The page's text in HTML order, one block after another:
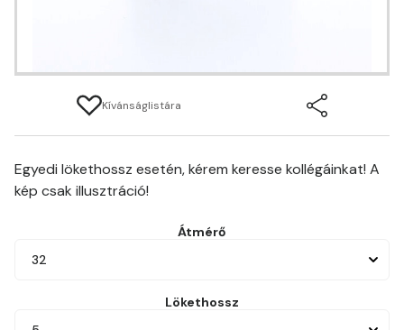
Kívánságlistára
Egyedi lökethossz esetén, kérem keresse kollégáinkat! A
kép csak illusztráció!
Átmérő
32
Lökethossz